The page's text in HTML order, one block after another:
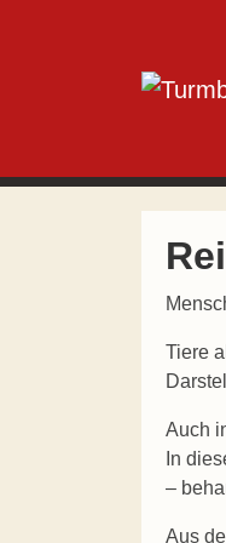
Tiere
Auch
In
–
Aus